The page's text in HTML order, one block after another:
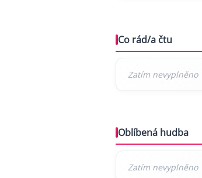
Co rád/a čtu
Oblíbená hudba